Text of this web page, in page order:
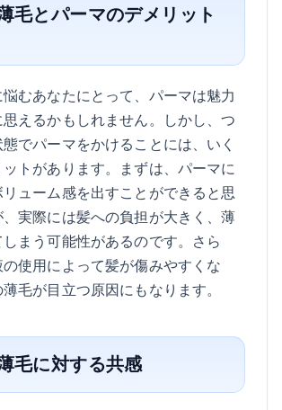
毛とパーマのデメリット
むあなたにとって、パーマは魅力
えるかもしれません。しかし、つ
でパーマをかけることには、いく
トがあります。まずは、パーマに
ューム感を出すことができると思
実際には髪への負担が大きく、薄
まう可能性があるのです。さら
使用によって髪が傷みやすくな
毛が目立つ原因にもなります。
毛に対する共感